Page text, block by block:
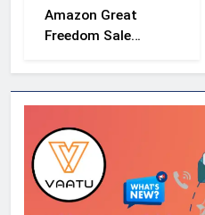
Amazon Great
Freedom Sale
OnePlus और
Xiaomi समेत कई
डिस्काउंट